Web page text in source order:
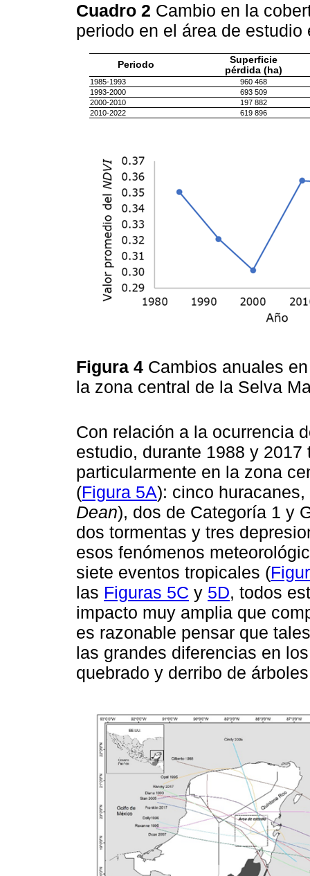
Cuadro 2 Cambio en la
periodo en el área de
Periodo
Superficie
pérdida (ha)
1985-1993
960 468
1993-2000
693 509
2000-2010
197 882
2010-2022
619 896
Figura 4 Cambios anuales
la zona central de la Selva
Con relación a la ocurrencia
estudio, durante 1988 y
particularmente en la zona
(Figura 5A): cinco
Dean), dos de Categoría 1 y
dos tormentas y tres
esos fenómenos
siete eventos tropicales (
las Figuras 5C y 5D, todos
impacto muy amplia que
es razonable pensar que
las grandes diferencias en
quebrado y derribo de